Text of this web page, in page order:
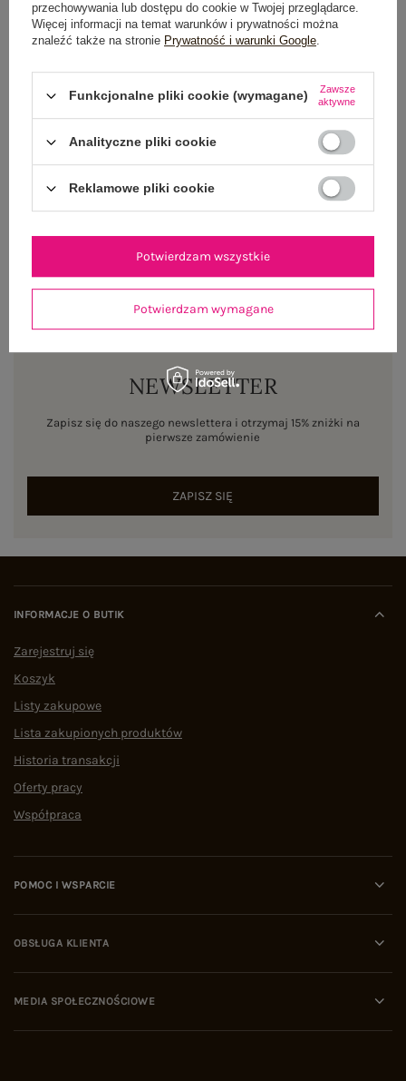
OPIS PRODUKTU
WYSYŁKA I DOSTAWA
ZWROTY I REKLAMACJE
NEWSLETTER
Zapisz się do naszego newslettera i otrzymaj 15% zniżki na
pierwsze zamówienie
ZAPISZ SIĘ
INFORMACJE O BUTIK
Zarejestruj się
Koszyk
Listy zakupowe
Lista zakupionych produktów
Historia transakcji
Oferty pracy
Współpraca
POMOC I WSPARCIE
OBSŁUGA KLIENTA
MEDIA SPOŁECZNOŚCIOWE
przechowywania lub dostępu do cookie w Twojej przeglądarce.
Więcej informacji na temat warunków i prywatności można
znaleźć także na stronie Prywatność i warunki Google.
Funkcjonalne pliki cookie (wymagane)
Zawsze
aktywne
Analityczne pliki cookie
Reklamowe pliki cookie
Potwierdzam wymagane
Potwierdzam wszystkie